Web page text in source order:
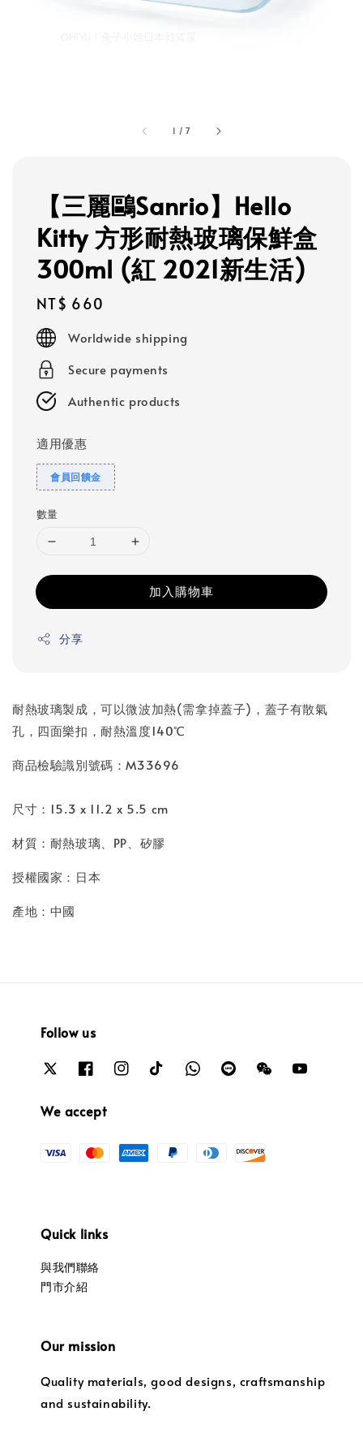
1 /7
【三麗鷗Sanrio】Hello
Kitty 方形耐熱玻璃保鮮盒
300ml (紅 2021新生活)
Regular
price
NT$ 660
Worldwide shipping
Secure payments
Authentic products
適用優惠
會員回饋金
數量
加入購物車
分享
耐熱玻璃製成，可以微波加熱(需拿掉蓋子)，蓋子有散氣
孔，四面樂扣，耐熱溫度140℃
商品檢驗識別號碼：M33696
尺寸：15.3 x 11.2 x 5.5 cm
材質：耐熱玻璃、PP、矽膠
授權國家：日本
產地：中國
Follow us
We accept
Quick links
與我們聯絡
門市介紹
Our mission
Quality materials, good designs, craftsmanship
and sustainability.